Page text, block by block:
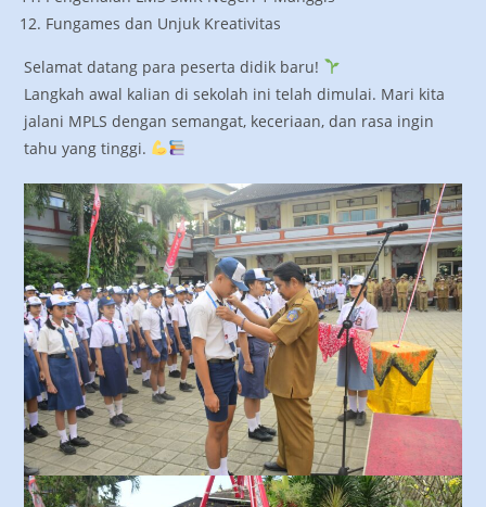
Fungames dan Unjuk Kreativitas
Selamat datang para peserta didik baru!
Langkah awal kalian di sekolah ini telah dimulai. Mari kita
jalani MPLS dengan semangat, keceriaan, dan rasa ingin
tahu yang tinggi.